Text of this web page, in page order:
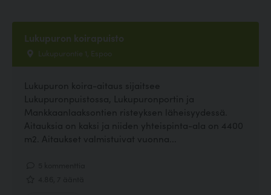
Lukupuron koirapuisto
Lukupurontie 1, Espoo
Lukupuron koira-aitaus sijaitsee
Lukupuronpuistossa, Lukupuronportin ja
Mankkaanlaaksontien risteyksen läheisyydessä.
Aitauksia on kaksi ja niiden yhteispinta-ala on 4400
m2. Aitaukset valmistuivat vuonna...